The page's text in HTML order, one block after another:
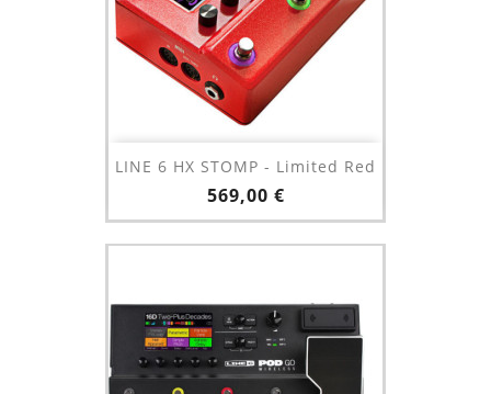
LINE 6 HX STOMP - Limited Red
Prix
569,00 €